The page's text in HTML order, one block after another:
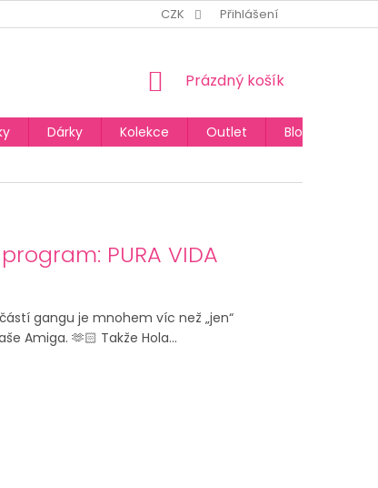
CZK Přihlášení
NÁKUPNÍ
Prázdný košík
Dárky Kolekce Outlet
Blog
PURA VIDA
gangu je mnohem víc než „jen“
Amiga. 🫶🏻 Takže Hola...